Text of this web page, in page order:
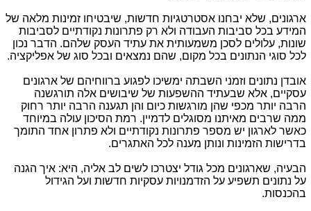
ארגונים, שלא יבחנו אסטרטגיות חדשות, שיבטיחו זמינות מלאה של
המידע בכל סביבות העבודה ולא רק פתרונות נקודתיים לסביבות
שונות, עלולים לסכן משמעותית את עתיד העסק שלהם. הדבר נכון
לכל סוגי הנתונים בכל מקום, שהם נמצאים ובכל סוג של אפליקציה.
אובדן נתונים וזמני השבתה ימשיכו לפגוע ברווחיהם של ארגונים
עסקיים, אלא שבעתיד ההשפעות של שיבושים אלה תורגשנה
הרבה יותר מכפי שהן מורגשות כיום והן תגענה הרבה יותר רחוק
ממה שרבים מאיתנו מסוגלים לדמיין. רמת הסיכון עולה במיוחד
כאשר לארגון יש מספר פתרונות נקודתיים ולא פתרון אחד התומך
בדרישות הזמינות ונותן מענה לכל האתגרים.
הבעיה, שארגונים מכל גודל יצטרכו לשים לב אליה, היא: איך הגנה
על נתונים תשפיע על הזדמנויות עסקיות חדשות ועל הגידול
בהכנסות.